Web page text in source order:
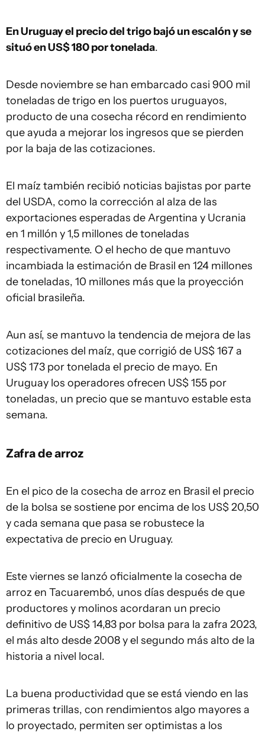
En Uruguay el precio del trigo bajó un escalón y se
situó en US$ 180 por tonelada.
Desde noviembre se han embarcado casi 900 mil
toneladas de trigo en los puertos uruguayos,
producto de una cosecha récord en rendimiento
que ayuda a mejorar los ingresos que se pierden
por la baja de las cotizaciones.
El maíz también recibió noticias bajistas por parte
del USDA, como la corrección al alza de las
exportaciones esperadas de Argentina y Ucrania
en 1 millón y 1,5 millones de toneladas
respectivamente. O el hecho de que mantuvo
incambiada la estimación de Brasil en 124 millones
de toneladas, 10 millones más que la proyección
oficial brasileña.
Aun así, se mantuvo la tendencia de mejora de las
cotizaciones del maíz, que corrigió de US$ 167 a
US$ 173 por tonelada el precio de mayo. En
Uruguay los operadores ofrecen US$ 155 por
toneladas, un precio que se mantuvo estable esta
semana.
Zafra de arroz
En el pico de la cosecha de arroz en Brasil el precio
de la bolsa se sostiene por encima de los US$ 20,50
y cada semana que pasa se robustece la
expectativa de precio en Uruguay.
Este viernes se lanzó oficialmente la cosecha de
arroz en Tacuarembó, unos días después de que
productores y molinos acordaran un precio
definitivo de US$ 14,83 por bolsa para la zafra 2023,
el más alto desde 2008 y el segundo más alto de la
historia a nivel local.
La buena productividad que se está viendo en las
primeras trillas, con rendimientos algo mayores a
lo proyectado, permiten ser optimistas a los